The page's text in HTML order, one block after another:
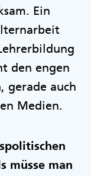
Ein
den engen
gerade auch
Medien.
müsse man